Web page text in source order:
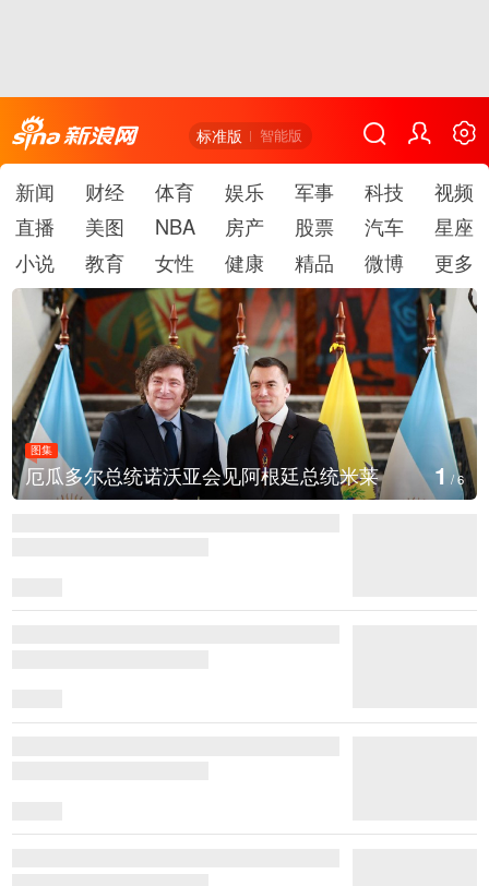
标准版 智能版
新闻 财经 体育 娱乐 军事 科技
视频
直播
美图 NBA 房产 股票 汽车
星座
小说
教育 女性 健康 精品 微博 更多
统米莱 美国斯波坎：野火烧毁700多所房屋
2/6